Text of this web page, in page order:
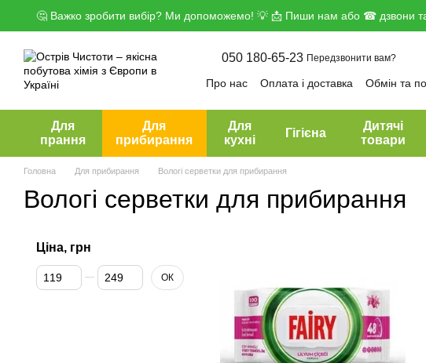
Перейти до основного контенту
🤔 Важко зробити вибір? Ми допоможемо! 💡 📩 Пиши нам або ☎ дзвони та
050 180-65-23 Передзвонити вам?
Про нас Оплата і доставка Обмін та
Для
прання
Для
прибирання
Для
кухні
Гігієна
Дитячі
товари
Головна Для прибирання Вологі серветки для прибирання
Вологі серветки для прибирання
Ціна, грн
Від Ціна, грн
До Ціна, грн ОК